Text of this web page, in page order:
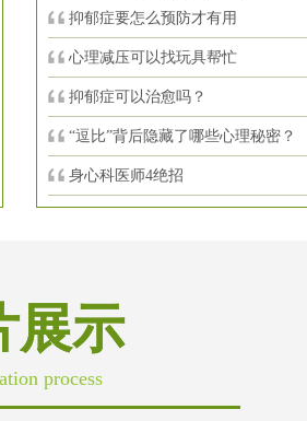
抑郁症要怎么预防才有用
心理减压可以找玩具帮忙
抑郁症可以治愈吗？
“逗比”背后隐藏了哪些心理秘密？
身心科医师4绝招
展示
process